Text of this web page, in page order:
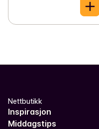
Nettbutikk
Inspirasjon
Middagstips